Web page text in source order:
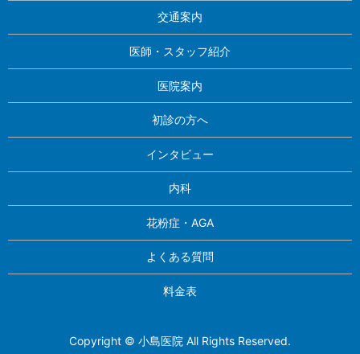
交通案内
医師・スタッフ紹介
医院案内
初診の方へ
インタビュー
内科
花粉症・AGA
よくある質問
料金表
Copyright © 小島医院 All Rights Reserved.